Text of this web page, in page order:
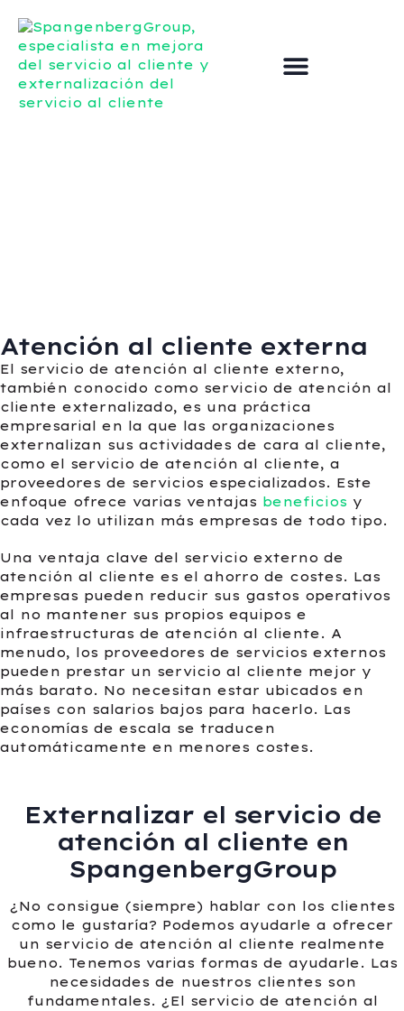
Atención al cliente externa
El servicio de atención al cliente externo,
también conocido como servicio de atención al
cliente externalizado, es una práctica
empresarial en la que las organizaciones
externalizan sus actividades de cara al cliente,
como el servicio de atención al cliente, a
proveedores de servicios especializados. Este
enfoque ofrece varias ventajas beneficios y
cada vez lo utilizan más empresas de todo tipo.
Una ventaja clave del servicio externo de
atención al cliente es el ahorro de costes. Las
empresas pueden reducir sus gastos operativos
al no mantener sus propios equipos e
infraestructuras de atención al cliente. A
menudo, los proveedores de servicios externos
pueden prestar un servicio al cliente mejor y
más barato. No necesitan estar ubicados en
países con salarios bajos para hacerlo. Las
economías de escala se traducen
automáticamente en menores costes.
Externalizar el servicio de
atención al cliente en
SpangenbergGroup
¿No consigue (siempre) hablar con los clientes
como le gustaría? Podemos ayudarle a ofrecer
un servicio de atención al cliente realmente
bueno. Tenemos varias formas de ayudarle. Las
necesidades de nuestros clientes son
fundamentales. ¿El servicio de atención al